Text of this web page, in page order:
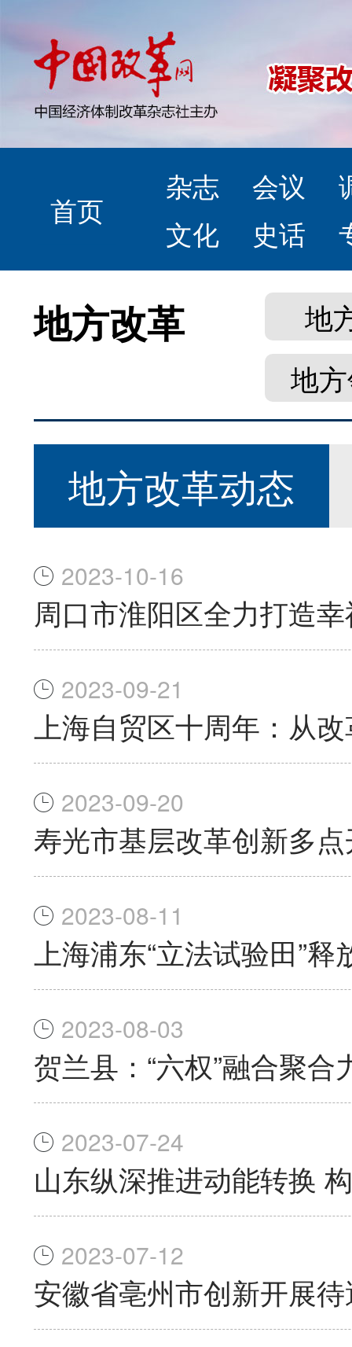
首页
杂志 会议
文化
史话
地方改革
地
地
地方改革动态
2023-10-16
周口市淮阳区全力打造
2023-09-21
上海自贸区十周年：从
2023-09-20
寿光市基层改革创新多
2023-08-11
上海浦东“立法试验田”
2023-08-03
贺兰县：“六权”融合聚
2023-07-24
山东纵深推进动能转换
2023-07-12
安徽省亳州市创新开展